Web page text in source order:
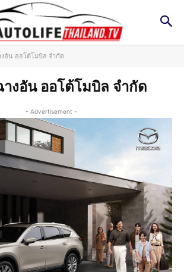
อัน ออโต้โมบิล จำกัด
งอัน ออโต้โมบิล จำกัด
- Advertisement -